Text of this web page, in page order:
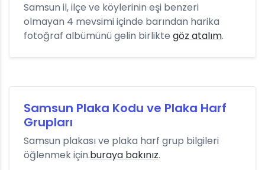
Samsun il, ilçe ve köylerinin eşi benzeri
olmayan 4 mevsimi içinde barından harika
fotoğraf albümünü gelin birlikte göz atalım.
Samsun Plaka Kodu ve Plaka Harf
Grupları
Samsun plakası ve plaka harf grup bilgileri
öğlenmek için.buraya bakınız.